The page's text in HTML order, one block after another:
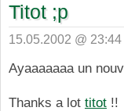
Titot ;p
15.05.2002 @
Ayaaaaaaa un
Thanks a lot titot !!